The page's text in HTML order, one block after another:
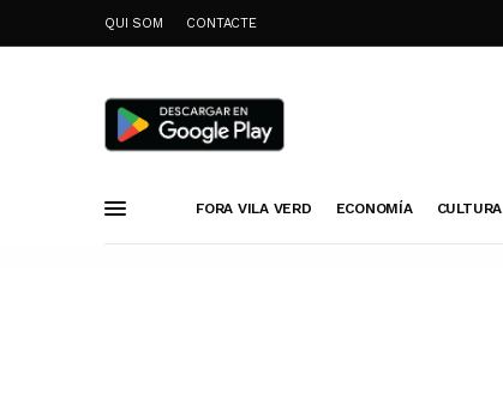
QUI SOM CONTACTE
FORA VILA VERD ECONOMÍA CULTURA